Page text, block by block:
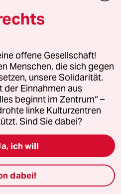
kann, politisch
handeln.
- in positivster
ein furchtbar schlechter
vermeintlich Gutes
Es gab zwar auch NOCH
in gleicher
das Resultat sollte
die Schamesröte ins
als zur Erklimmung
anzuregen.
Beabsichtigte
oder "schlecht" war, ist
Faktum - das sind
offene Gesellschaft!
Menschen, die sich gegen
unsere Solidarität.
der Einnahmen aus
beginnt im Zentrum“ –
linke Kulturzentren
Sind Sie dabei?
ich will
dabei!